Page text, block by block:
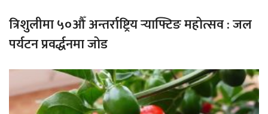
त्रिशुलीमा ५०औँ अन्तर्राष्ट्रिय र्‍याफ्टिङ महोत्सव : जल
पर्यटन प्रवर्द्धनमा जोड